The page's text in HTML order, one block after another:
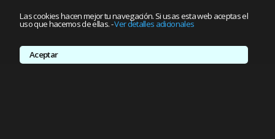
Las cookies hacen mejor tu navegación. Si usas esta web aceptas el
uso que hacemos de ellas.-Ver detalles adicionales
Aceptar